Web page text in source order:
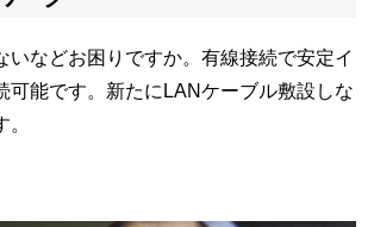
いなどお困りですか。有線接続で安定イ
可能です。新たにLANケーブル敷設しな